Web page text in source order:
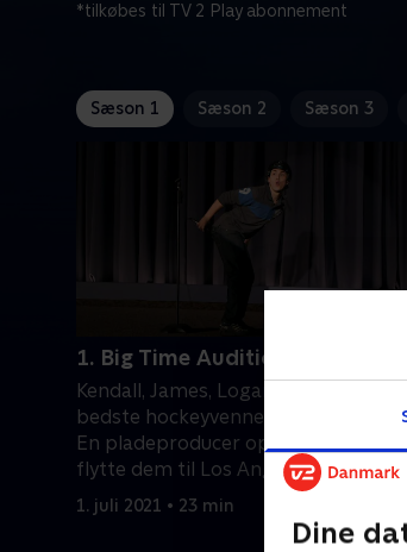
Dine
*tilkøbes til TV 2 Play abonnement
Sæson 1 Sæson 2 Sæson 3
1. Big Time Audition Part 1
Kendall, James, Logan og Carlos er
bedste hockeyvenner fra
En pladeproducer opdager dem og
flytte dem til Los Angeles for at
skabe et boyband.
1. juli 2021 • 23 min